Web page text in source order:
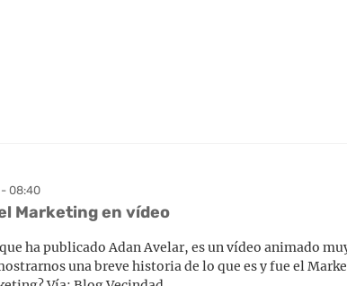
- 08:40
Marketing en vídeo
ha publicado Adan Avelar, es un vídeo animado
una breve historia de lo que es y fue el